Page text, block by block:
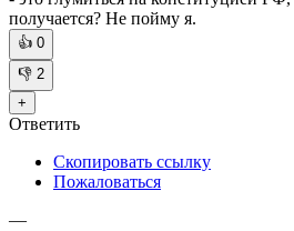
получается? Не пойму я.
👍 0
👎 2
+
Ответить
Скопировать ссылку
Пожаловаться
—